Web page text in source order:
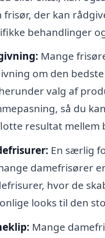
frisør, der kan
behandlinger
Mange
om den
valg af
så du
resultat mellem
En særlig
damefrisører
hvor de
looks til den
Mange